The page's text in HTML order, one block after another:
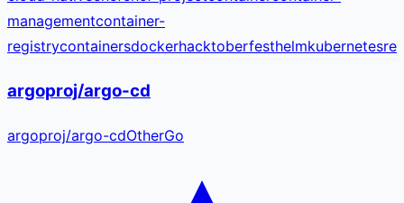
managementcontainer-
registrycontainersdockerhacktoberfesthelmkubernetes
argoproj/argo-cd
argoproj/argo-cdOtherGo